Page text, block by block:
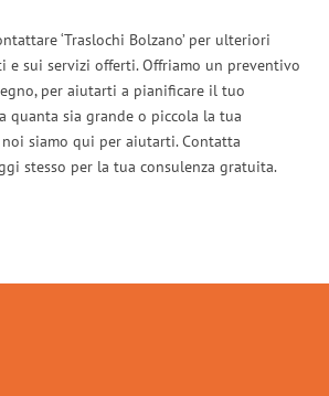
‘Traslochi Bolzano’ per ulteriori
e sui servizi offerti. Offriamo un preventivo
per aiutarti a pianificare il tuo
quanta sia grande o piccola la tua
siamo qui per aiutarti. Contatta
stesso per la tua consulenza gratuita.